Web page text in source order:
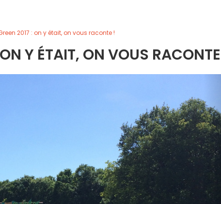
2017 : on y était, on vous raconte !
Y ÉTAIT, ON VOUS